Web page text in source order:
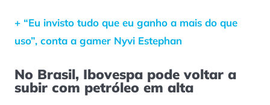
+ “Eu invisto tudo que eu ganho a mais do que
uso”, conta a gamer Nyvi Estephan
No Brasil, Ibovespa pode voltar a
subir com petróleo em alta